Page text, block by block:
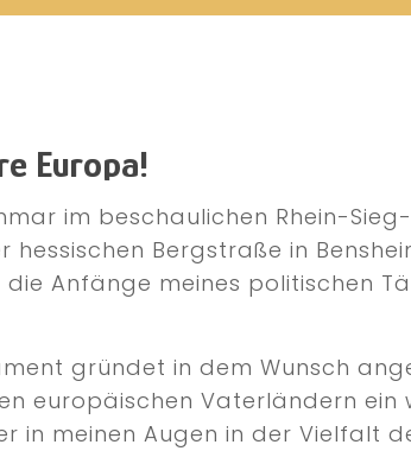
Europa!
im beschaulichen Rhein-
Bergstraße in
Anfänge meines politischen
gründet in dem Wunsch
europäischen Vaterländern ein
in meinen Augen in der Vielfalt